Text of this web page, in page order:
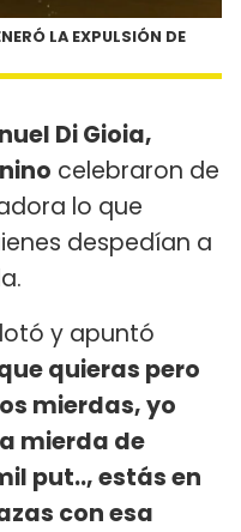
LA EXPULSIÓN DE
Di Gioia,
celebraron de
lo que
despedían a
y apuntó
quieras pero
mierdas, yo
mierda de
put.., estás en
con esa